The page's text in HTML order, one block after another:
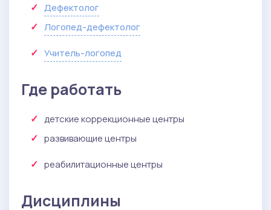
Дефектолог
Логопед-дефектолог
Учитель-логопед
Где работать
детские коррекционные центры
развивающие центры
реабилитационные центры
Дисциплины